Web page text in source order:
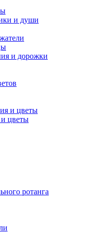
и души
и дорожки
и цветы
и цветы
ротанга